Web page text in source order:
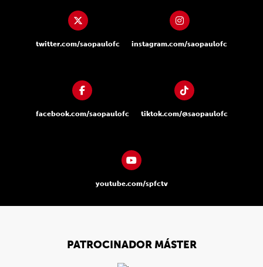
twitter.com/saopaulofc instagram.com/saopaulofc
facebook.com/saopaulofc tiktok.com/@saopaulofc
youtube.com/spfctv
PATROCINADOR MÁSTER